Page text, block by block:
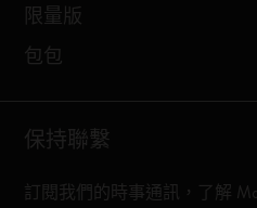
限量版
包包
保持聯繫
訂閱我們的時事通訊，了解